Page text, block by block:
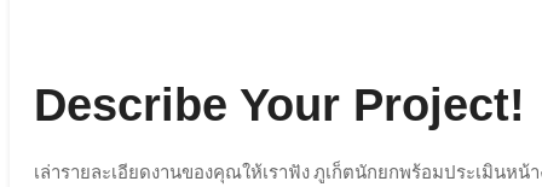
Describe Your Project!
เล่ารายละเอียดงานของคุณให้เราฟัง ภูเก็ตนักยกพร้อมประเมินหน้